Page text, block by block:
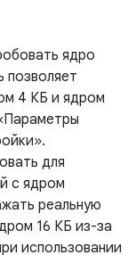
ядро
позволяет
4 КБ и ядром
для
с ядром
реальную
16 КБ из-за
использовании